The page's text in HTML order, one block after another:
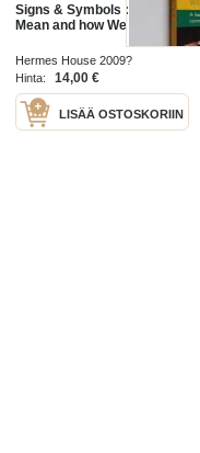
Signs & Symbols : What They
Mean and how We Use Them
Hermes House 2009?
Hinta:
14,00 €
LISÄÄ OSTOSKORIIN